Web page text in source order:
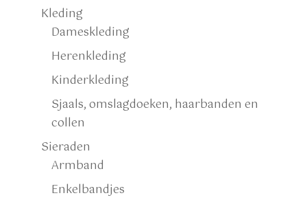
Kleding
Dameskleding
Herenkleding
Kinderkleding
Sjaals, omslagdoeken, haarbanden en
collen
Sieraden
Armband
Enkelbandjes